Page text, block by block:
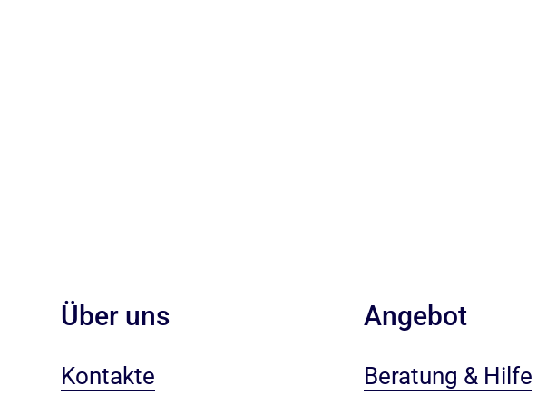
Über uns
Kontakte
Angebot
Beratung & Hilfe